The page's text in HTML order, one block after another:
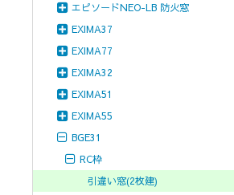
エピソードNEO-LB 防火窓
EXIMA37
EXIMA77
EXIMA32
EXIMA51
EXIMA55
BGE31
RC枠
引違い窓(2枚建)